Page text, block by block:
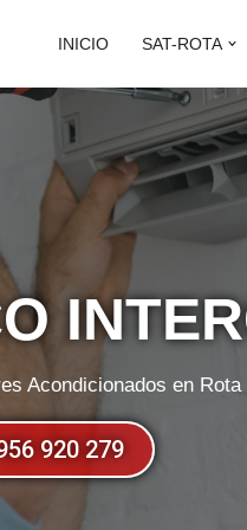
INICIO SAT-ROTA
Acondicionados en Rota
920 279